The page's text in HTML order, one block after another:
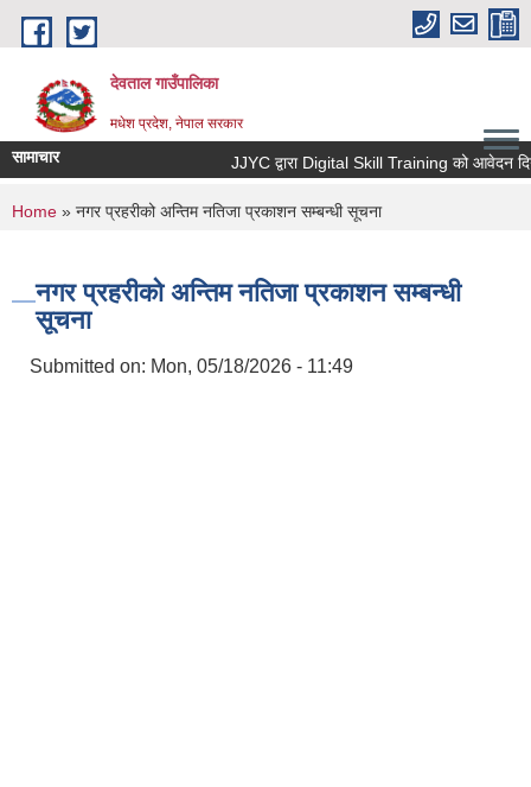
Skip to main content
देवताल गाउँपालिका
मधेश प्रदेश, नेपाल सरकार
सामाचार JJYC द्वारा Digital Skill Training को आवेदन दिने
You are here
Home » नगर प्रहरीको अन्तिम नतिजा प्रकाशन सम्बन्धी सूचना
नगर प्रहरीको अन्तिम नतिजा प्रकाशन सम्बन्धी
सूचना
Submitted on: Mon, 05/18/2026 - 11:49